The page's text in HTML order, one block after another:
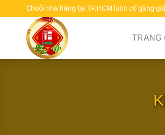
đến
Chuỗi nhà hàng tại TP.HCM luôn cố gắng
TRANG